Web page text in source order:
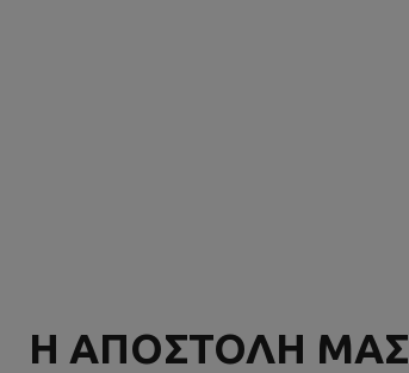
Η ΑΠΟΣΤΟΛΗ ΜΑΣ